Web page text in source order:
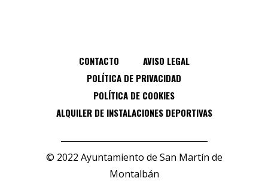
CONTACTO
AVISO LEGAL
POLÍTICA DE PRIVACIDAD
POLÍTICA DE COOKIES
ALQUILER DE INSTALACIONES DEPORTIVAS
© 2022 Ayuntamiento de San Martín de
Montalbán